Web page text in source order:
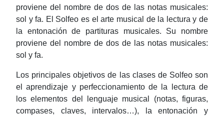
proviene del nombre de dos de las notas musicales:
sol y fa. El Solfeo es el arte musical de la lectura y de
la entonación de partituras musicales. Su nombre
proviene del nombre de dos de las notas musicales:
sol y fa.
Los principales objetivos de las clases de Solfeo son
el aprendizaje y perfeccionamiento de la lectura de
los elementos del lenguaje musical (notas, figuras,
compases, claves, intervalos…), la entonación y